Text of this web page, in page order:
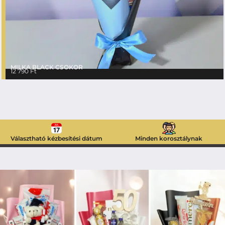
MILKA BLACK CSOKOR
12 790Ft
Választható kézbesítési dátum Minden korosztálynak